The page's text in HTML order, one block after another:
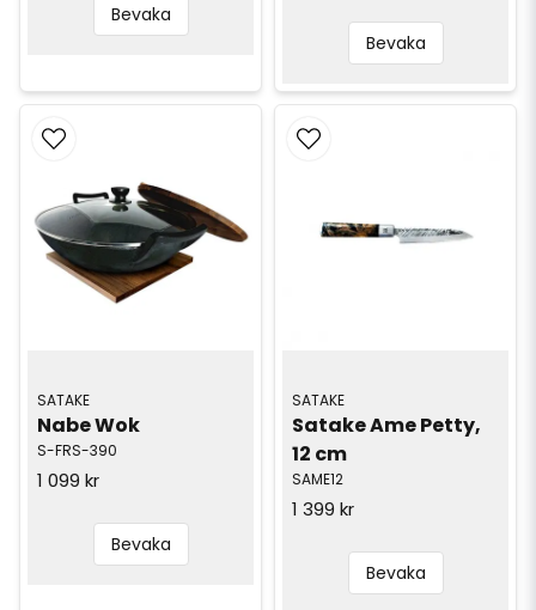
Bevaka
Bevaka
SATAKE
Nabe Wok
S-FRS-390
1 099 kr
Bevaka
SATAKE
Satake Ame Petty,
12 cm
SAME12
1 399 kr
Bevaka